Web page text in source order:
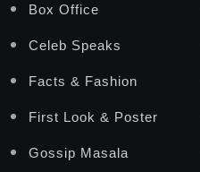
Box Office
Celeb Speaks
Facts & Fashion
First Look & Poster
Gossip Masala